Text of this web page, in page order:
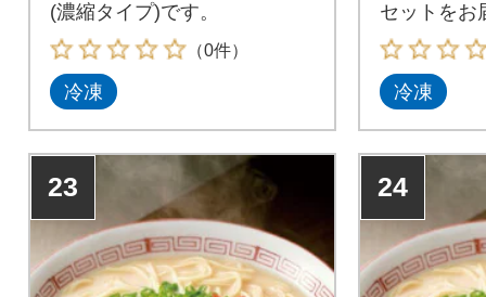
(濃縮タイプ)です。
（0件）
冷凍
セットをお
冷凍
23 24